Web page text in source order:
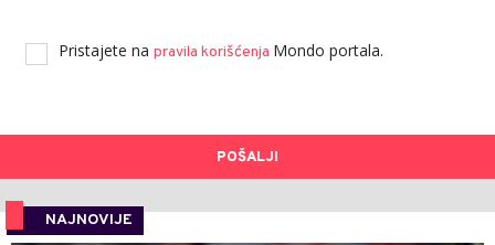
Pristajete na pravila korišćenja Mondo portala.
POŠALJI
NAJNOVIJE